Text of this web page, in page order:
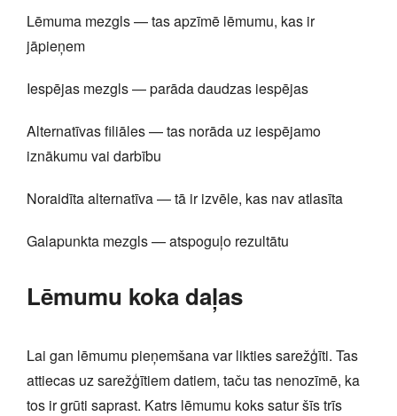
Lēmuma mezgls — tas apzīmē lēmumu, kas ir
jāpieņem
Iespējas mezgls — parāda daudzas iespējas
Alternatīvas filiāles — tas norāda uz iespējamo
iznākumu vai darbību
Noraidīta alternatīva — tā ir izvēle, kas nav atlasīta
Galapunkta mezgls — atspoguļo rezultātu
Lēmumu koka daļas
Lai gan lēmumu pieņemšana var likties sarežģīti. Tas
attiecas uz sarežģītiem datiem, taču tas nenozīmē, ka
tos ir grūti saprast. Katrs lēmumu koks satur šīs trīs